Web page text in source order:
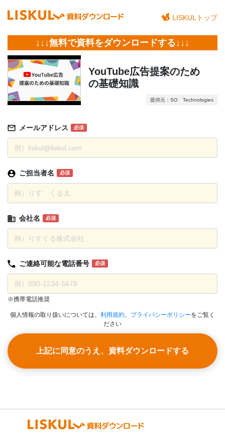
LISKULトップ
↓↓↓無料で資料をダウンロードする↓↓↓
YouTube広告提案のため
の基礎知識
提供元：SO Technologies
メールアドレス 必須
ご担当者名 必須
会社名 必須
ご連絡可能な電話番号 必須
※携帯電話推奨
個人情報の取り扱いについては、 利用規約、 プライバシーポリシーをご覧く
ださい
上記に同意のうえ、資料ダウンロードする